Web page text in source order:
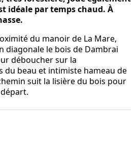
idéale par temps chaud. À
du manoir de La Mare,
diagonale le bois de Dambrai
déboucher sur la
du beau et intimiste hameau de
suit la lisière du bois pour